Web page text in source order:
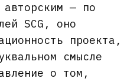
авторским — по
SCG, оно
проекта,
смысле
о том,